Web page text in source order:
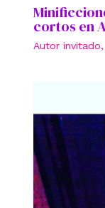
cortos en
Autor invitado,